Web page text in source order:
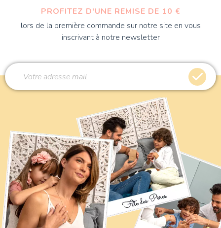
PROFITEZ D'UNE REMISE DE 10 €
lors de la première commande sur notre site en vous
inscrivant à notre newsletter